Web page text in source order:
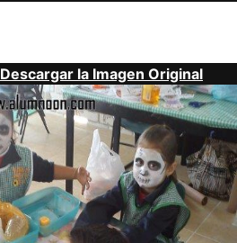
Descargar la Imagen Original